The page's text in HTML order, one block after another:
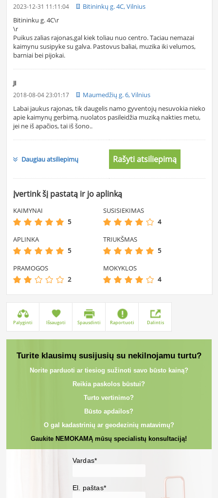
2023-12-31 11:11:04
Bitininkų g. 4C, Vilnius
Bitininku g. 4C\r
\r
Puikus zalias rajonas,gal kiek toliau nuo centro. Taciau nemazai
kaimynu susipyke su galva. Pastovus baliai, muzika iki velumos,
barniai bei pijokai.
JI
2018-08-04 23:01:17
Maumedžių g. 6, Vilnius
Labai jaukus rajonas, tik daugelis namo gyventojų nesuvokia nieko
apie kaimynų gerbimą, nuolatos pasileidžia muziką nakties metu,
jei ne iš apačios, tai iš šono..
Daugiau atsiliepimų Rašyti atsiliepimą
Įvertink šį pastatą ir jo aplinką
KAIMYNAI
5
SUSISIEKIMAS
4
APLINKA
5
TRIUKŠMAS
5
PRAMOGOS
2
MOKYKLOS
4
Palyginti Išsaugoti Spausdinti Raportuoti Dalintis
Turite klausimų susijusių su nekilnojamu turtu?
Norite parduoti ar tiesiog sužinoti savo būsto kainą?
Reikia paskolos būstui?
Turto vertinimo?
Būsto apdailos?
O gal kadastrinių ar geodezinių matavimų?
Gaukite NEMOKAMĄ mūsų specialistų konsultaciją!
Vardas*
El. paštas*